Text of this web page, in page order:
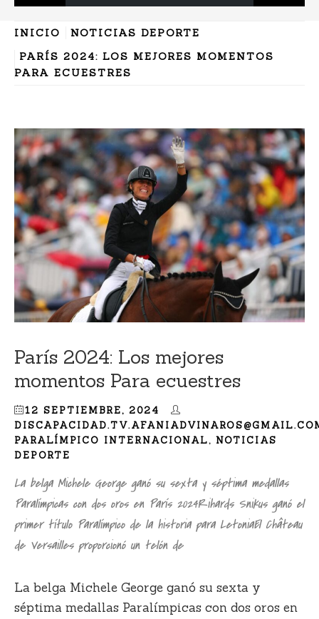
INICIO
NOTICIAS DEPORTE
PARÍS 2024: LOS MEJORES MOMENTOS
PARA ECUESTRES
París 2024: Los mejores
momentos Para ecuestres
12 SEPTIEMBRE, 2024
PARALÍMPICO INTERNACIONAL, NOTICIAS
DEPORTE
La belga Michele George ganó su sexta y séptima medallas
Paralímpicas con dos oros en París 2024Rihards Snikus ganó el
primer título Paralímpico de la historia para LetoniaEl Château
de Versailles proporcionó un telón de
La belga Michele George ganó su sexta y
séptima medallas Paralímpicas con dos oros en